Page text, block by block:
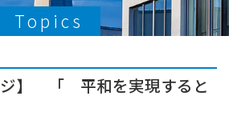
Topics
ジ】 「 平和を実現すると